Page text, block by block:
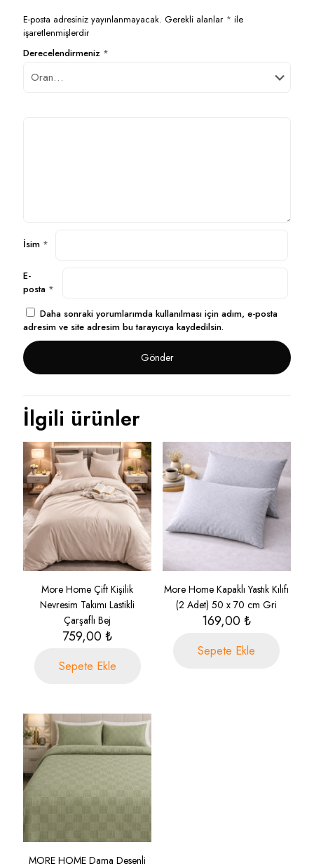
E-posta adresiniz yayınlanmayacak. Gerekli alanlar * ile
işaretlenmişlerdir
Derecelendirmeniz *
İsim *
E-
posta *
Daha sonraki yorumlarımda kullanılması için adım, e-posta
adresim ve site adresim bu tarayıcıya kaydedilsin.
İlgili ürünler
More Home Çift Kişilik
Nevresim Takımı Lastikli
Çarşaflı Bej
759,00₺
Sepete Ekle
More Home Kapaklı Yastık Kılıfı
(2 Adet) 50 x 70 cm Gri
169,00₺
Sepete Ekle
MORE HOME Dama Desenli